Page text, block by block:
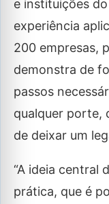
e instituições
experiência
200 empresas,
demonstra de
passos
qualquer porte,
de deixar um
“A ideia central
prática, que é